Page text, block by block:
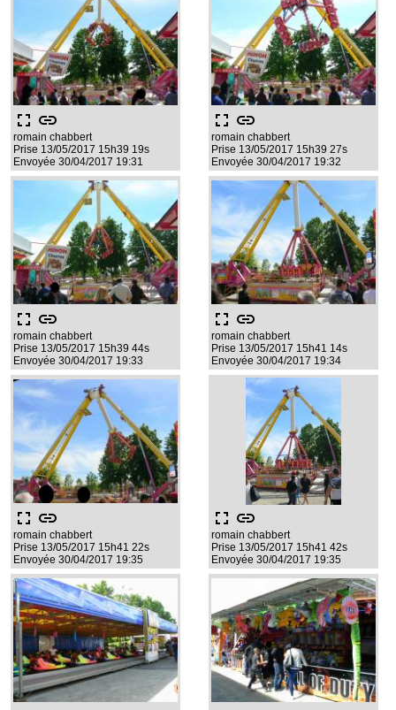
fullscreen link
romain chabbert
Prise 13/05/2017 15h39 19s
Envoyée 30/04/2017 19:31
fullscreen link
romain chabbert
Prise 13/05/2017 15h39 27s
Envoyée 30/04/2017 19:32
fullscreen link
romain chabbert
Prise 13/05/2017 15h39 44s
Envoyée 30/04/2017 19:33
fullscreen link
romain chabbert
Prise 13/05/2017 15h41 14s
Envoyée 30/04/2017 19:34
fullscreen link
romain chabbert
Prise 13/05/2017 15h41 22s
Envoyée 30/04/2017 19:35
fullscreen link
romain chabbert
Prise 13/05/2017 15h41 42s
Envoyée 30/04/2017 19:35